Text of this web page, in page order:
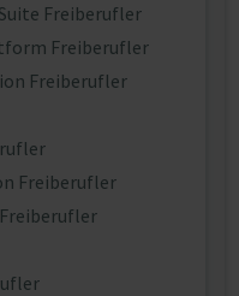
Freiberufler
Freiberufler
Freiberufler
Freiberufler